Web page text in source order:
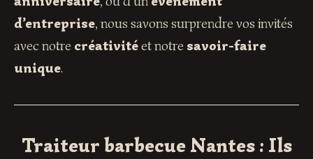
d’entreprise, nous savons surprendre vos invités
avec notre créativitéet notre savoir-faire
unique.
Traiteur barbecue Nantes : Ils